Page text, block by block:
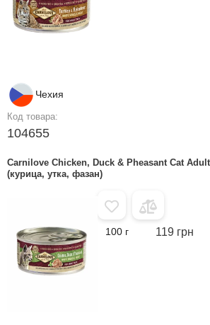
Чехия
Код товара:
104655
Carnilove Chicken, Duck & Pheasant Cat
(курица, утка, фазан)
100 г 119 грн